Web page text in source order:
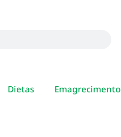
Dietas Emagrecimento